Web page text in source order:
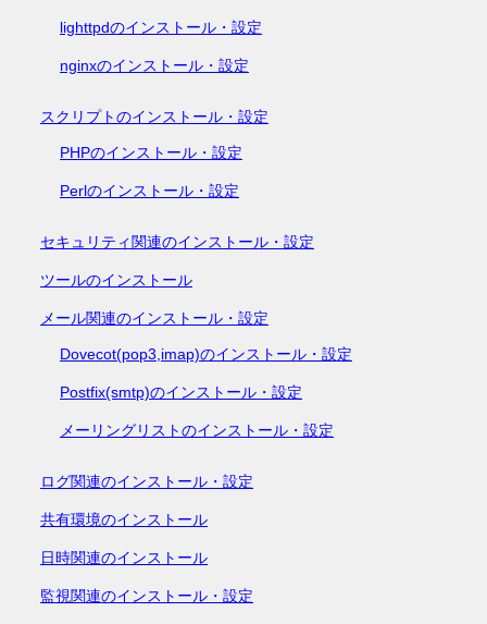
lighttpdのインストール・設定
nginxのインストール・設定
スクリプトのインストール・設定
PHPのインストール・設定
Perlのインストール・設定
セキュリティ関連のインストール・設定
ツールのインストール
メール関連のインストール・設定
Dovecot(pop3,imap)のインストール・設定
Postfix(smtp)のインストール・設定
メーリングリストのインストール・設定
ログ関連のインストール・設定
共有環境のインストール
日時関連のインストール
監視関連のインストール・設定